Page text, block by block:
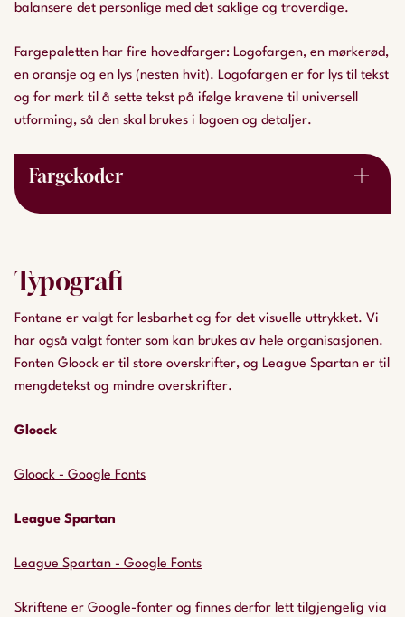
balansere det personlige med det saklige og troverdige.
Fargepaletten har fire hovedfarger: Logofargen, en mørkerød,
en oransje og en lys (nesten hvit). Logofargen er for lys til tekst
og for mørk til å sette tekst på ifølge kravene til universell
utforming, så den skal brukes i logoen og detaljer.
Fargekoder
Mørk rød primærfarge
cmyk (0,99,65,64)
Oransje sekundærfarge:
HEX #8E3B00
rgb(142,59,0)
cmyk(0,58,100,44)
Lys rosa tertiærfarge:
rgb(199,35,52)
HEX #F9F6F1
Typografi
Fontane er valgt for lesbarhet og for det visuelle uttrykket. Vi
har også valgt fonter som kan brukes av hele organisasjonen.
Fonten Gloock er til store overskrifter, og League Spartan er til
mengdetekst og mindre overskrifter.
Gloock
Gloock - Google Fonts
League Spartan
League Spartan - Google Fonts
Skriftene er Google-fonter og finnes derfor lett tilgjengelig via